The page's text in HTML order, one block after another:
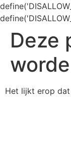
Deze
Het lijkt erop